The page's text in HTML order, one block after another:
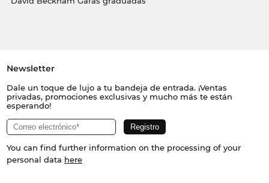
Newsletter
Dale un toque de lujo a tu bandeja de entrada. ¡Ventas
privadas, promociones exclusivas y mucho más te están
esperando!
You can find further information on the processing of your
personal data here